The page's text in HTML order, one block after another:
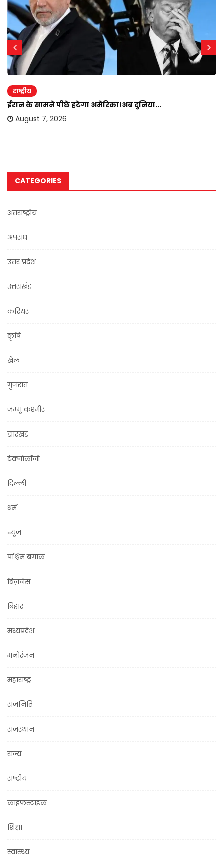
राष्ट्रीय
ईरान के सामने पीछे हटेगा अमेरिका!अब दुनिया...
August 7, 2026
CATEGORIES
अंतराष्ट्रीय
अपराध
उत्तर प्रदेश
उत्तराखंड
करियर
कृषि
खेल
गुजरात
जम्मू कश्मीर
झारखंड
टेक्नोलॉजी
दिल्ली
धर्म
न्यूज़
पश्चिम बंगाल
बिज़नेस
बिहार
मध्यप्रदेश
मनोरंजन
महाराष्ट्र
राजनिति
राजस्थान
राज्य
राष्ट्रीय
लाइफस्टाइल
शिक्षा
स्वास्थ्य